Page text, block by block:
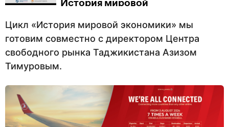
Цикл «История мировой экономики» мы
готовим совместно с директором Центра
свободного рынка Таджикистана Азизом
Тимуровым.